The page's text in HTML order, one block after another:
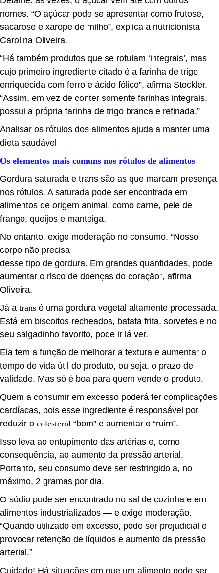
nomes. “O açúcar pode se apresentar como frutose,
sacarose e xarope de milho”, explica a nutricionista
Carolina Oliveira.
“Há também produtos que se rotulam ‘integrais’, mas
cujo primeiro ingrediente citado é a farinha de trigo
enriquecida com ferro e ácido fólico”, afirma Stockler.
“Assim, em vez de conter somente farinhas integrais,
possui a própria farinha de trigo branca e refinada.”
Analisar os rótulos dos alimentos ajuda a manter uma
dieta saudável
Os elementos mais comuns nos rótulos de alimentos
Gordura saturada e trans são as que marcam presença
nos rótulos. A saturada pode ser encontrada em
alimentos de origem animal, como carne, pele de
frango, queijos e manteiga.
No entanto, exige moderação no consumo. “Nosso
corpo não precisa
desse tipo de gordura. Em grandes quantidades, pode
aumentar o risco de doenças do coração”, afirma
Oliveira.
Já a trans é uma gordura vegetal altamente processada.
Está em biscoitos recheados, batata frita, sorvetes e no
seu salgadinho favorito, pode ir lá ver.
Ela tem a função de melhorar a textura e aumentar o
tempo de vida útil do produto, ou seja, o prazo de
validade. Mas só é boa para quem vende o produto.
Quem a consumir em excesso poderá ter complicações
cardíacas, pois esse ingrediente é responsável por
reduzir o colesterol “bom” e aumentar o “ruim”.
Isso leva ao entupimento das artérias e, como
consequência, ao aumento da pressão arterial.
Portanto, seu consumo deve ser restringido a, no
máximo, 2 gramas por dia.
O sódio pode ser encontrado no sal de cozinha e em
alimentos industrializados — e exige moderação.
“Quando utilizado em excesso, pode ser prejudicial e
provocar retenção de líquidos e aumento da pressão
arterial.”
Cuidado! Há situações em que um alimento pode ser